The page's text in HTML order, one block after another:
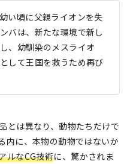
い頃に父親ライオンを失
バは、新たな環境で新し
、幼馴染のメスライオ
して王国を救うため再び
とは異なり、動物たちだけで
内に、本物の動物ではないか
ルなCG技術に、驚かされま